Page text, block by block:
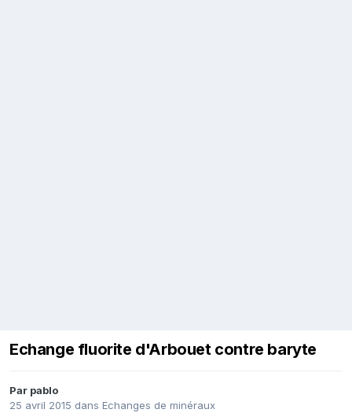
Echange fluorite d'Arbouet contre baryte
Par pablo
25 avril 2015 dans Echanges de minéraux